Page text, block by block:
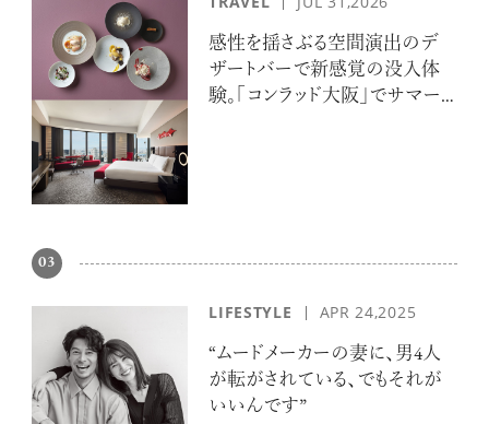
感性を揺さぶる空間演出のデ
ザートバーで新感覚の没入体
験。「コンラッド大阪」でサマー
03
LIFESTYLE APR 24,2025
“ムードメーカーの妻に、男4人
が転がされている、でもそれが
いいんです”